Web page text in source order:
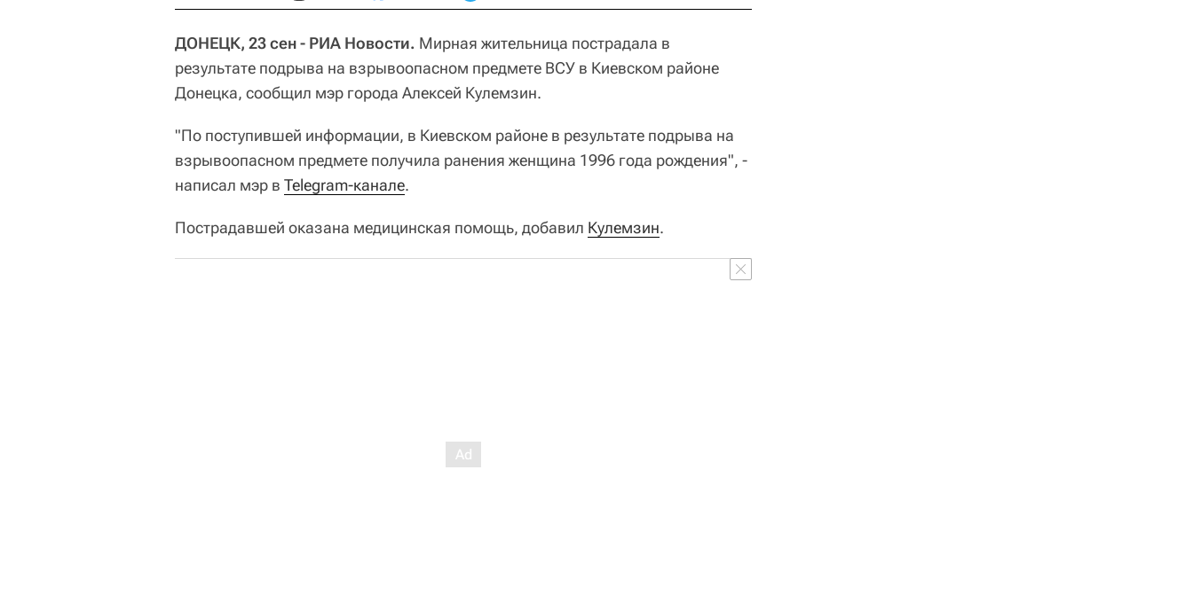
ДОНЕЦК, 23 сен - РИА Новости. Мирная жительница пострадала в
результате подрыва на взрывоопасном предмете ВСУ в Киевском районе
Донецка, сообщил мэр города Алексей Кулемзин.
"По поступившей информации, в Киевском районе в результате подрыва на
взрывоопасном предмете получила ранения женщина 1996 года рождения", -
написал мэр в Telegram-канале.
Пострадавшей оказана медицинская помощь, добавил Кулемзин.